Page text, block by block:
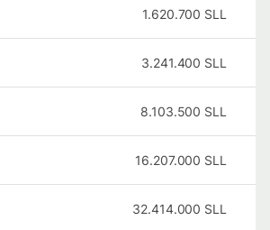
1.620.700 SLL
3.241.400 SLL
8.103.500 SLL
16.207.000 SLL
32.414.000 SLL